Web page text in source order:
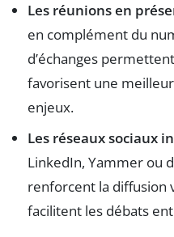
Les réunions en
en complément du
d’échanges
favorisent une
enjeux.
Les réseaux sociaux
LinkedIn, Yammer ou
renforcent la diffusion
facilitent les débats